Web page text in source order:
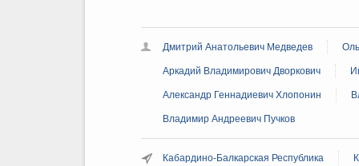
Дмитрий Анатольевич Медведев
Аркадий Владимирович Дворкович
Александр Геннадиевич Хлопонин
Владимир Андреевич Пучков
Кабардино-Балкарская Республика